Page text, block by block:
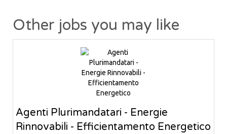
Other jobs you may like
Agenti Plurimandatari - Energie
Rinnovabili - Efficientamento Energetico